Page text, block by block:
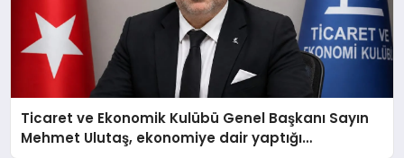
Ticaret ve Ekonomik Kulübü Genel Başkanı Sayın
Mehmet Ulutaş, ekonomiye dair yaptığı